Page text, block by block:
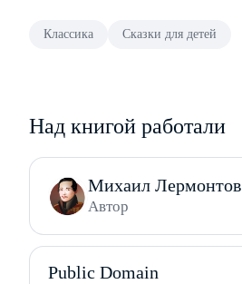
Классика Сказки для детей
Над книгой работали
Михаил Лермонтов
Автор
Public Domain